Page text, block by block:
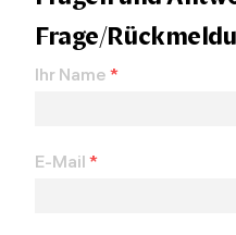
Frage/
Ihr Name *
E-Mail *